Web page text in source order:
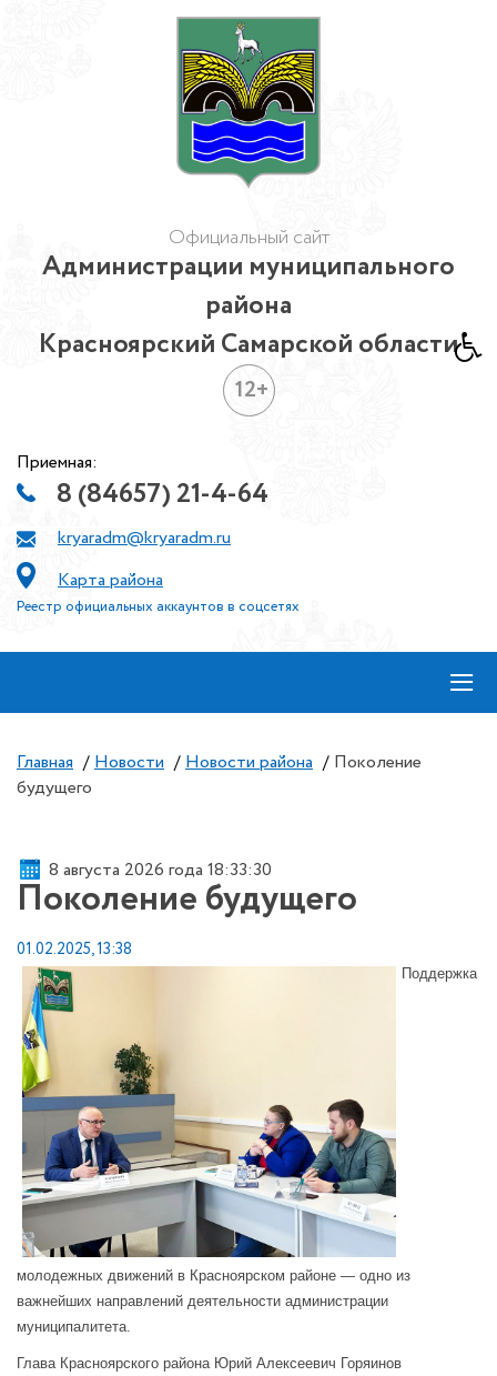
Официальный сайт
Администрации муниципального
района
Красноярский Самарской области
12+
Приемная:
8 (84657) 21-4-64
kryaradm@kryaradm.ru
Карта района
Реестр официальных аккаунтов в соцсетях
≡
Главная / Новости / Новости района / Поколение
будущего
8 августа 2026 года 18:33:30
Поколение будущего
01.02.2025, 13:38
Поддержка
молодежных движений в Красноярском районе — одно из
важнейших направлений деятельности администрации
муниципалитета.
Глава Красноярского района Юрий Алексеевич Горяинов